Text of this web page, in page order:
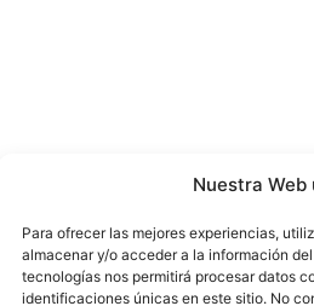
Nuestra
Para ofrecer las mejores experiencias,
almacenar y/o acceder a la información
tecnologías nos permitirá procesar datos
identificaciones únicas en este sitio. No